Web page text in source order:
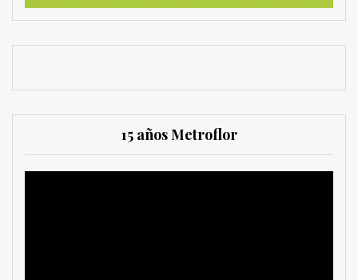
15 años Metroflor